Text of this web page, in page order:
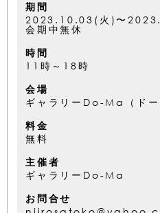
期間
2023.10.03(火)〜
会期中無休
時間
11時～18時
会場
ギャラリーDo-Ma（ドー
料金
無料
主催者
ギャラリーDo-Ma
お問合せ